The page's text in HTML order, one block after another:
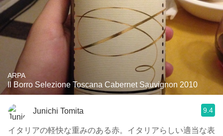
ARPA
Il Borro Selezione Toscana Cabernet Sauvignon 2010
Junichi Tomita 9.4
イタリアの軽快な重みのある赤。イタリアらしい適当な表